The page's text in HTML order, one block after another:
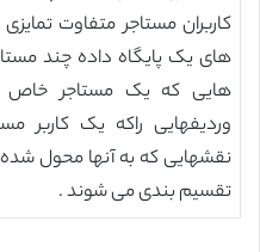
کاربران مستاجر متفاوت
های یک پایگاه داده چند
هایی که یک مستاجر خاص
وردیفهایی راکه یک کاربر
نقشهایی که به آنها محول شده
تقسیم بندی می شوند .